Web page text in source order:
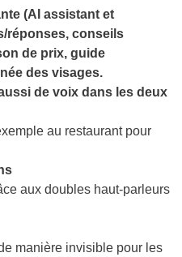
(AI assistant et
réponses, conseils
de prix, guide
des visages.
de voix dans les deux
au restaurant pour
aux doubles haut-parleurs
manière invisible pour les